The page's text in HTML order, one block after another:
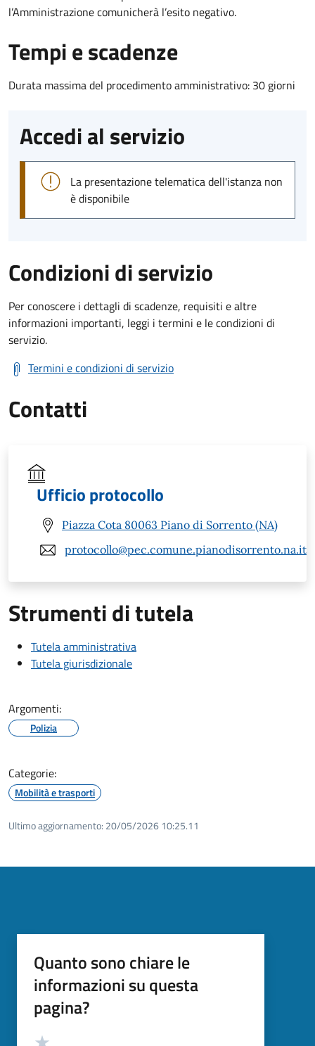
l’Amministrazione comunicherà l’esito negativo.
Tempi e scadenze
Durata massima del procedimento amministrativo: 30 giorni
Accedi al servizio
La presentazione telematica dell'istanza non
è disponibile
Condizioni di servizio
Per conoscere i dettagli di scadenze, requisiti e altre
informazioni importanti, leggi i termini e le condizioni di
servizio.
Termini e condizioni di servizio
Contatti
Ufficio protocollo
Piazza Cota 80063 Piano di Sorrento (NA)
protocollo@pec.comune.pianodisorrento.na.it
Strumenti di tutela
Tutela amministrativa
Tutela giurisdizionale
Argomenti:
Polizia
Categorie:
Mobilità e trasporti
Ultimo aggiornamento: 20/05/2026 10:25.11
Quanto sono chiare le
informazioni su questa
pagina?
Valutazione